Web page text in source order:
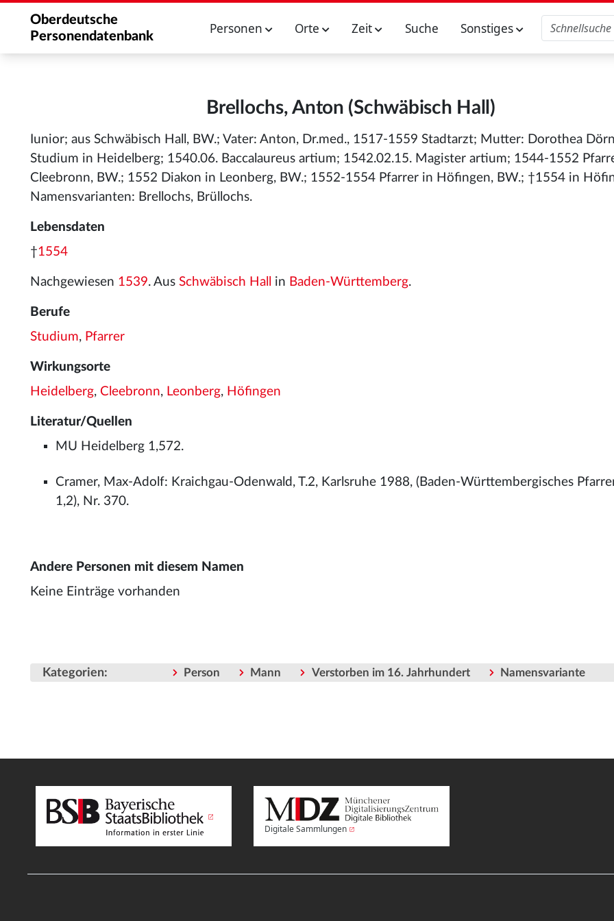
Oberdeutsche
Personendatenbank
Personen Orte Zeit Suche Sonstiges
Brellochs, Anton (Schwäbisch Hall)
Iunior; aus Schwäbisch Hall, BW.; Vater: Anton, Dr.med., 1517-1559 Stadtarzt; Mutter: Dorothea
Studium in Heidelberg; 1540.06. Baccalaureus artium; 1542.02.15. Magister artium; 1544-1552
Cleebronn, BW.; 1552 Diakon in Leonberg, BW.; 1552-1554 Pfarrer in Höfingen, BW.; †1554 in
Namensvarianten: Brellochs, Brüllochs.
Lebensdaten
†1554
Nachgewiesen 1539. Aus Schwäbisch Hall in Baden-Württemberg.
Berufe
Studium, Pfarrer
Wirkungsorte
Heidelberg, Cleebronn, Leonberg, Höfingen
Literatur/Quellen
MU Heidelberg 1,572.
Cramer, Max-Adolf: Kraichgau-Odenwald, T.2, Karlsruhe 1988, (Baden-Württembergisches
1,2), Nr. 370.
Andere Personen mit diesem Namen
Keine Einträge vorhanden
Kategorien: Person Mann Verstorben im 16. Jahrhundert Namensvariante
Digitale Sammlungen